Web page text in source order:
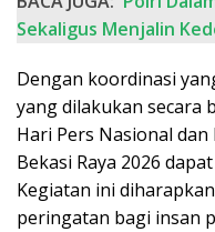
Sekaligus Menjalin
Dengan koordinasi
yang dilakukan secara
Hari Pers Nasional dan
Bekasi Raya 2026
Kegiatan ini
peringatan bagi insan